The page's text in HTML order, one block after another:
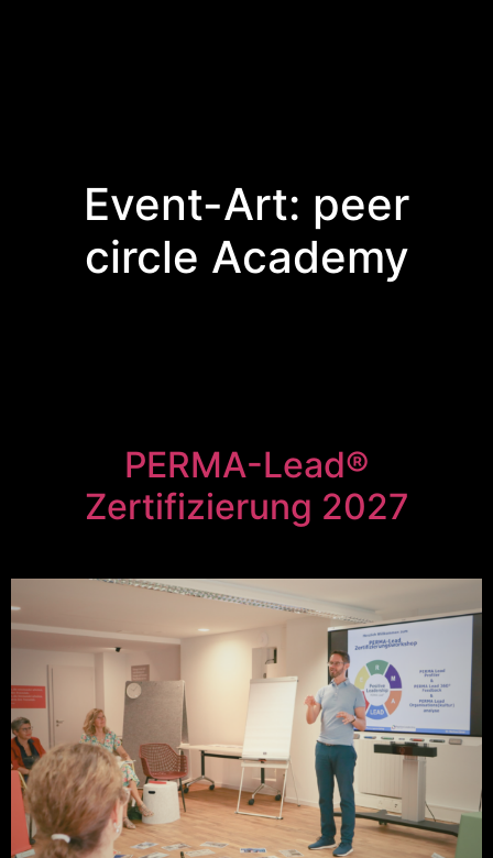
Event-Art: peer
circle Academy
PERMA-Lead®
Zertifizierung 2027